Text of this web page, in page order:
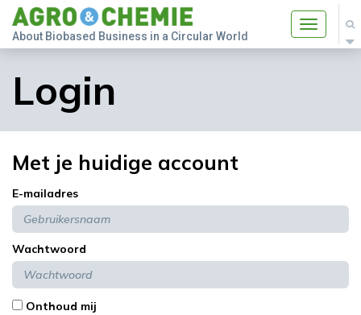
Toggle
About Biobased Business in a Circular World
Login
Met je huidige account
E-mailadres
Wachtwoord
Onthoud mij